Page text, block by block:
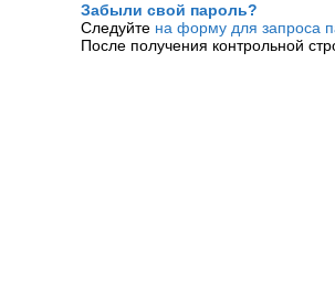
Забыли свой пароль?
Следуйте на форму для запроса
После получения контрольной